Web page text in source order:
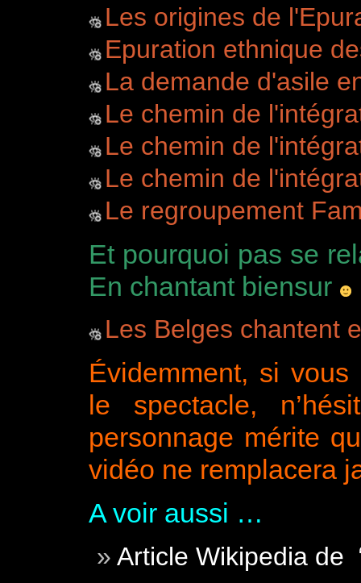
Les origines de
Epuration ethnique
La demande d'asile
Le chemin de
Le chemin de
Le chemin de
Le regroupement
Et pourquoi pas se
En chantant biensur
Les Belges chantent
Évidemment, si vous
le spectacle,
personnage mérite
vidéo ne remplacera
A voir aussi …
Article Wikipedia de